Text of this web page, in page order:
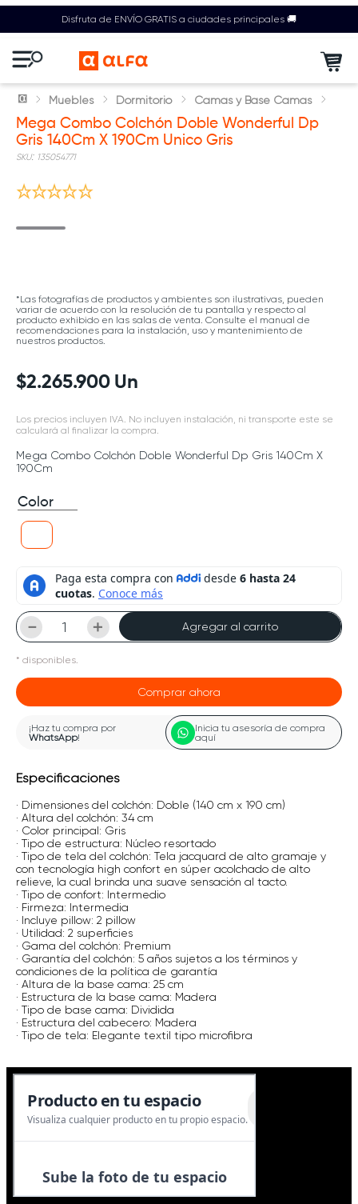
Disfruta de ENVÍO GRATIS a ciudades principales 🚚
Muebles Dormitorio Camas y Base Camas
Mega Combo Colchón Doble Wonderful Dp
Gris 140Cm X 190Cm Unico Gris
: 135054771
*Las fotografías de productos y ambientes son ilustrativas, pueden
variar de acuerdo con la resolución de tu pantalla y respecto al
producto exhibido en las salas de venta. Consulte el manual de
recomendaciones para la instalación, uso y mantenimiento de
nuestros productos.
$2.265.900 Un
Los precios incluyen IVA. No incluyen instalación, ni transporte este se
calculará al finalizar la compra.
Mega Combo Colchón Doble Wonderful Dp Gris 140Cm X
190Cm
Color
＋
－ Agregar al carrito
* disponibles.
Comprar ahora
¡Haz tu compra por
WhatsApp!
Inicia tu asesoría de compra
aquí
Especificaciones
· Dimensiones del colchón: Doble (140 cm x 190 cm)
· Altura del colchón: 34 cm
· Color principal: Gris
· Tipo de estructura: Núcleo resortado
· Tipo de tela del colchón: Tela jacquard de alto gramaje y
con tecnología high confort en súper acolchado de alto
relieve, la cual brinda una suave sensación al tacto.
· Tipo de confort: Intermedio
· Firmeza: Intermedia
· Incluye pillow: 2 pillow
· Utilidad: 2 superficies
· Gama del colchón: Premium
· Garantía del colchón: 5 años sujetos a los términos y
condiciones de la política de garantía
· Altura de la base cama: 25 cm
· Estructura de la base cama: Madera
· Tipo de base cama: Dividida
· Estructura del cabecero: Madera
· Tipo de tela: Elegante textil tipo microfibra